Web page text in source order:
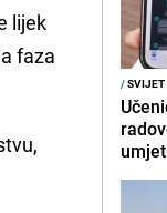
lijek
faza
/SVIJET